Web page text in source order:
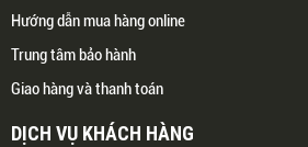
Hướng dẫn mua hàng online
Trung tâm bảo hành
Giao hàng và thanh toán
DỊCH VỤ KHÁCH HÀNG